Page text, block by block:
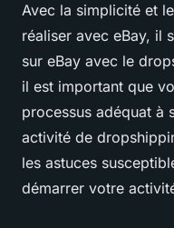
Avec la simplicité et
réaliser avec eBay, il
sur eBay avec le
il est important que
processus adéquat à
activité de
les astuces
démarrer votre